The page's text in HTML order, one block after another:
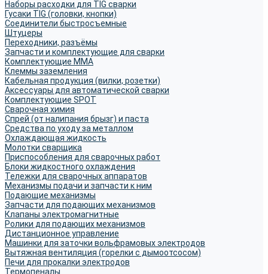
Наборы расходки для TIG сварки
Гусаки TIG (головки, кнопки)
Соединители быстросъемные
Штуцеры
Переходники, разъёмы
Запчасти и комплектующие для сварки
Комплектующие ММА
Клеммы заземления
Кабельная продукция (вилки, розетки)
Аксессуары для автоматической сварки
Комплектующие SPOT
Сварочная химия
Спрей (от налипания брызг) и паста
Средства по уходу за металлом
Охлаждающая жидкость
Молотки сварщика
Приспособления для сварочных работ
Блоки жидкостного охлаждения
Тележки для сварочных аппаратов
Механизмы подачи и запчасти к ним
Подающие механизмы
Запчасти для подающих механизмов
Клапаны электромагнитные
Ролики для подающих механизмов
Дистанционное управление
Машинки для заточки вольфрамовых электродов
Вытяжная вентиляция (горелки с дымоотсосом)
Печи для прокалки электродов
Термопеналы